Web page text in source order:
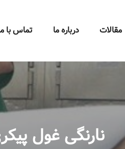
مقالات درباره ما تماس با
نارنگی غول